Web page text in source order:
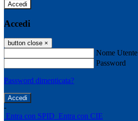
Accedi
Accedi
button close ×
Nome Utente
Password
Password dimenticata?
-
Entra con SPID Entra con CIE